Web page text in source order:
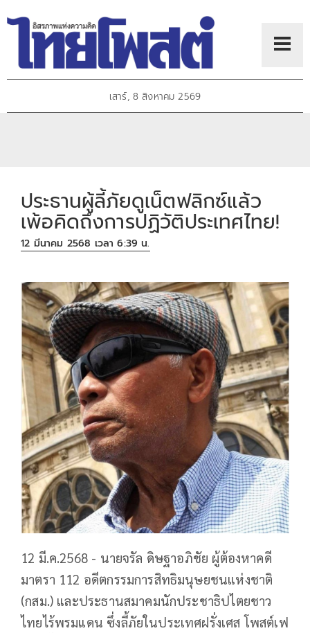
เสาร์, 8 สิงหาคม 2569
ประธานผู้ลี้ภัยดูเน็ตฟลิกซ์แล้ว
เพ้อคิดถึงการปฏิวัติประเทศไทย!
12 มีนาคม 2568 เวลา 6:39 น.
12 มี.ค.2568 - นายจรัล ดิษฐาอภิชัย ผู้ต้องหาคดี
มาตรา 112 อดีตกรรมการสิทธิมนุษยชนแห่งชาติ
(กสม.) และประธานสมาคมนักประชาธิปไตยชาว
ไทยไร้พรมแดน ซึ่งลี้ภัยในประเทศฝรั่งเศส โพสต์เฟ